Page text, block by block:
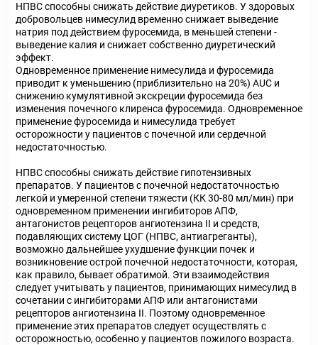
НПВС способны снижать действие диуретиков. У здоровых
добровольцев нимесулид временно снижает выведение
натрия под действием фуросемида, в меньшей степени -
выведение калия и снижает собственно диуретический
эффект.
Одновременное применение нимесулида и фуросемида
приводит к уменьшению (приблизительно на 20%) AUC и
снижению кумулятивной экскреции фуросемида без
изменения почечного клиренса фуросемида. Одновременное
применение фуросемида и нимесулида требует
осторожности у пациентов с почечной или сердечной
недостаточностью.
НПВС способны снижать действие гипотензивных
препаратов. У пациентов с почечной недостаточностью
легкой и умеренной степени тяжести (КК 30-80 мл/мин) при
одновременном применении ингибиторов АПФ,
антагонистов рецепторов ангиотензина II и средств,
подавляющих систему ЦОГ (НПВС, антиагреганты),
возможно дальнейшее ухудшение функции почек и
возникновение острой почечной недостаточности, которая,
как правило, бывает обратимой. Эти взаимодействия
следует учитывать у пациентов, принимающих нимесулид в
сочетании с ингибиторами АПФ или антагонистами
рецепторов ангиотензина II. Поэтому одновременное
применение этих препаратов следует осуществлять с
осторожностью, особенно у пациентов пожилого возраста.